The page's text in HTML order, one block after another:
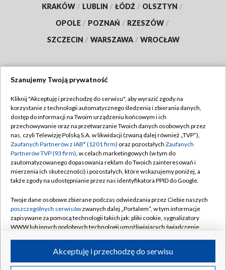
KRAKÓW / LUBLIN / ŁÓDŹ / OLSZTYN /
OPOLE / POZNAŃ / RZESZÓW /
SZCZECIN / WARSZAWA / WROCŁAW
TVP
Abonament TVP
Emisja w TVP
Centrum informacji TVP
Naziemna Telewizja Cyfrowa
Rada Programowa
System NOS
Informacje o nadawcy
Program dla prasy
Regulamin TVP
Polityka prywatności
Moje zgody
Pomoc
Kontakt
Kanały
©2026 Telewizja Polska S.A. w likwidacji
Szanujemy Twoją prywatność
Kliknij "Akceptuję i przechodzę do serwisu", aby wyrazić zgody na
korzystanie z technologii automatycznego śledzenia i zbierania danych,
dostęp do informacji na Twoim urządzeniu końcowym i ich
przechowywanie oraz na przetwarzanie Twoich danych osobowych przez
nas, czyli Telewizję Polską S.A. w likwidacji (zwaną dalej również „TVP”),
Zaufanych Partnerów z IAB* (1201 firm) oraz pozostałych Zaufanych
Partnerów TVP (93 firm), w celach marketingowych (w tym do
zautomatyzowanego dopasowania reklam do Twoich zainteresowań i
mierzenia ich skuteczności) i pozostałych, które wskazujemy poniżej, a
także zgody na udostępnianie przez nas identyfikatora PPID do Google.
Twoje dane osobowe zbierane podczas odwiedzania przez Ciebie naszych
poszczególnych serwisówzwanych dalej „Portalem”, w tym informacje
zapisywane za pomocą technologii takich jak: pliki cookie, sygnalizatory
WWW lub innych podobnych technologii umożliwiających świadczenie
ruchu w Internecie.Akceptuję i przechodzę do serwisu